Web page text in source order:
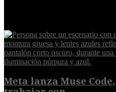
Meta lanza Muse